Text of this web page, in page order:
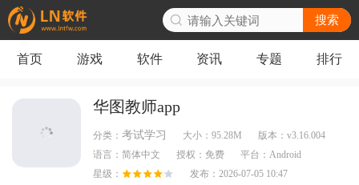
搜索
首页 游戏 软件 资讯 专题 排行
华图教师app
分类： 考试学习 大小： 95.28M 版本： v3.16.004
语言： 简体中文 授权： 免费 平台： Android
星级：
发布： 2026-07-05 10:47